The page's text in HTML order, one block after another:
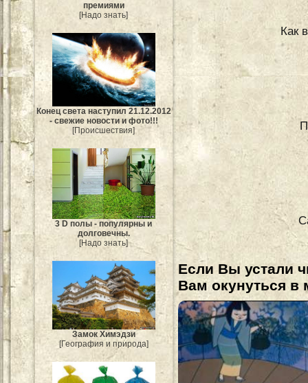
премиями
[Надо знать]
Конец света наступил 21.12.2012
- свежие новости и фото!!!
[Происшествия]
3 D полы - популярны и
долговечны.
[Надо знать]
Замок Химэдзи
[География и природа]
Как
Если Вы устали
Вам окунуться в